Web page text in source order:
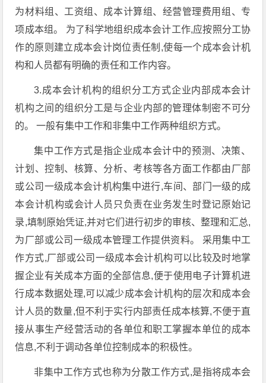
为材料组、工资组、成本计算组、经营管理费用组、专
项成本组。 为了科学地组织成本会计工作,应按照分工协
作的原则建立成本会计岗位责任制,使每一个成本会计机
构和人员都有明确的责任和工作内容。
3.成本会计机构的组织分工方式企业内部成本会计
机构之间的组织分工是与企业内部的管理体制密不可分
的。 一般有集中工作和非集中工作两种组织方式。
集中工作方式是指企业成本会计中的预测、决策、
计划、控制、核算、分析、考核等各方面工作都由厂部
或公司一级成本会计机构集中进行,车间、部门一级的成
本会计机构或会计人员只负责在业务发生时登记原始记
录,填制原始凭证,并对它们进行初步的审核、整理和汇总,
为厂部或公司一级成本管理工作提供资料。 采用集中工
作方式,厂部或公司一级成本会计机构可以比较及时地掌
握企业有关成本方面的全部信息,便于使用电子计算机进
行成本数据处理,可以减少成本会计机构的层次和成本会
计人员的数量,但不利于实行内部责任成本核算,不便于直
接从事生产经营活动的各单位和职工掌握本单位的成本
信息,不利于调动各单位控制成本的积极性。
非集中工作方式也称为分散工作方式,是指将成本会